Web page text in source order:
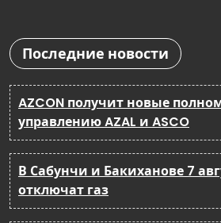
Последние новости
AZCON получит новые
управлению AZAL и ASCO
В Сабунчи и Бакиханове 7
отключат газ